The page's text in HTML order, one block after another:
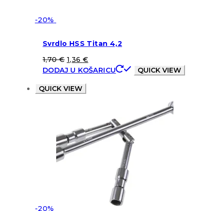
-20%
Svrdlo HSS Titan 4,2
1,70€ 1,36 €
DODAJ U KOŠARICU
QUICK VIEW
QUICK VIEW
-20%